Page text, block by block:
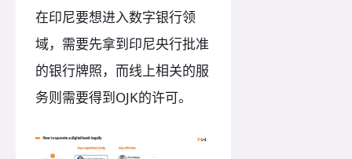
在印尼要想进入数字银行领
域，需要先拿到印尼央行批准
的银行牌照，而线上相关的服
务则需要得到OJK的许可。